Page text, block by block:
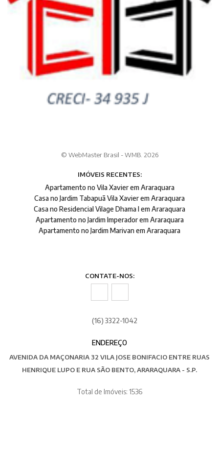
© WebMaster Brasil - WMB. 2026
IMÓVEIS RECENTES:
Apartamento no Vila Xavier em Araraquara
Casa no Jardim Tabapuã Vila Xavier em Araraquara
Casa no Residencial Vilage Dhama I em Araraquara
Apartamento no Jardim Imperador em Araraquara
Apartamento no Jardim Marivan em Araraquara
CONTATE-NOS:
(16) 3322-1042
ENDEREÇO
AVENIDA DA MAÇONARIA 32 VILA JOSE BONIFACIO ENTRE RUAS
HENRIQUE LUPO E RUA SÃO BENTO, ARARAQUARA - S.P.
Total de Imóveis: 1536